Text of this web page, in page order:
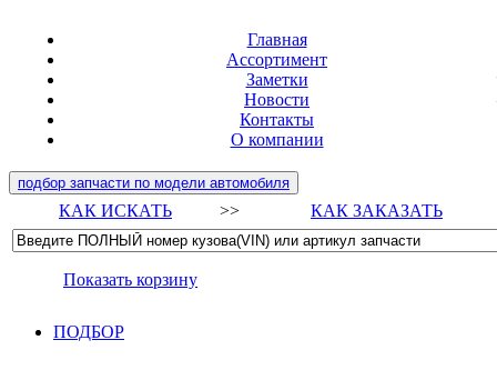
Главная
Ассортимент
Заметки
Новости
Контакты
О компании
подбор запчасти по модели автомобиля
КАК ИСКАТЬ >> КАК ЗАКАЗАТЬ
Показать корзину
ПОДБОР